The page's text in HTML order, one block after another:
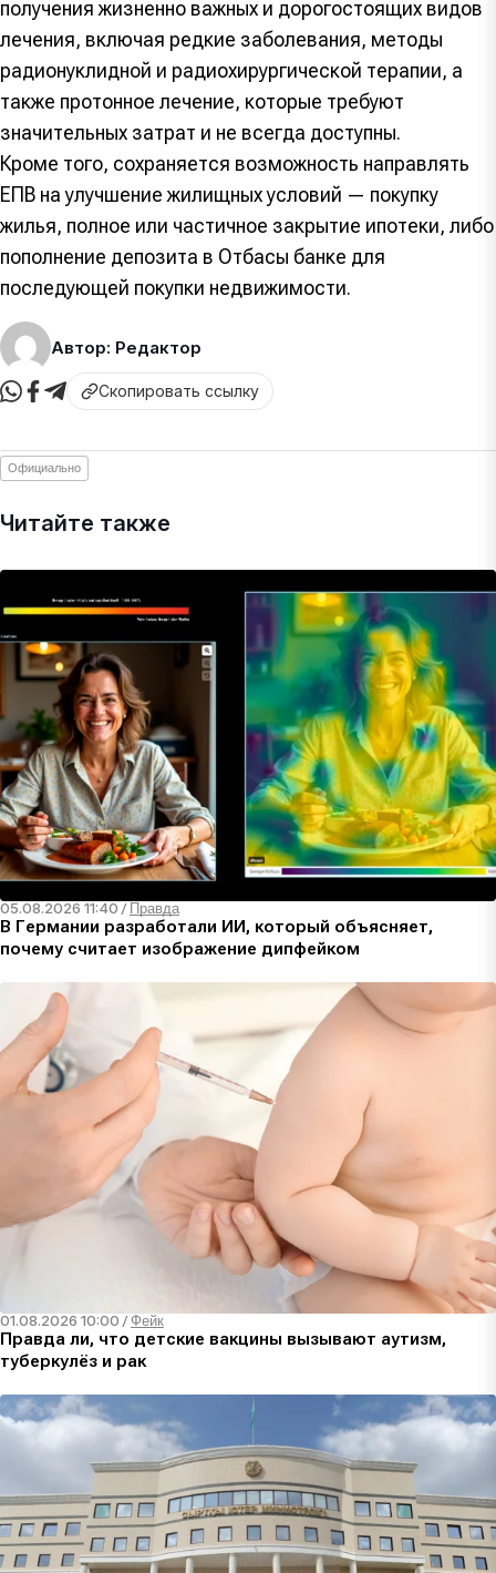
получения жизненно важных и дорогостоящих видов
лечения, включая редкие заболевания, методы
радионуклидной и радиохирургической терапии, а
также протонное лечение, которые требуют
значительных затрат и не всегда доступны.
Кроме того, сохраняется возможность направлять
ЕПВ на улучшение жилищных условий — покупку
жилья, полное или частичное закрытие ипотеки, либо
пополнение депозита в Отбасы банке для
последующей покупки недвижимости.
Автор: Редактор
Скопировать ссылку
Официально
Читайте также
05.08.2026 11:40 / Правда
В Германии разработали ИИ, который объясняет,
почему считает изображение дипфейком
01.08.2026 10:00 /Фейк
Правда ли, что детские вакцины вызывают аутизм,
туберкулёз и рак